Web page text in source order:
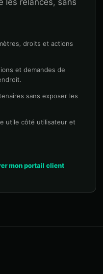
les relances, sans
droits et actions
et demandes de
sans exposer les
utile côté utilisateur et
mon portail client